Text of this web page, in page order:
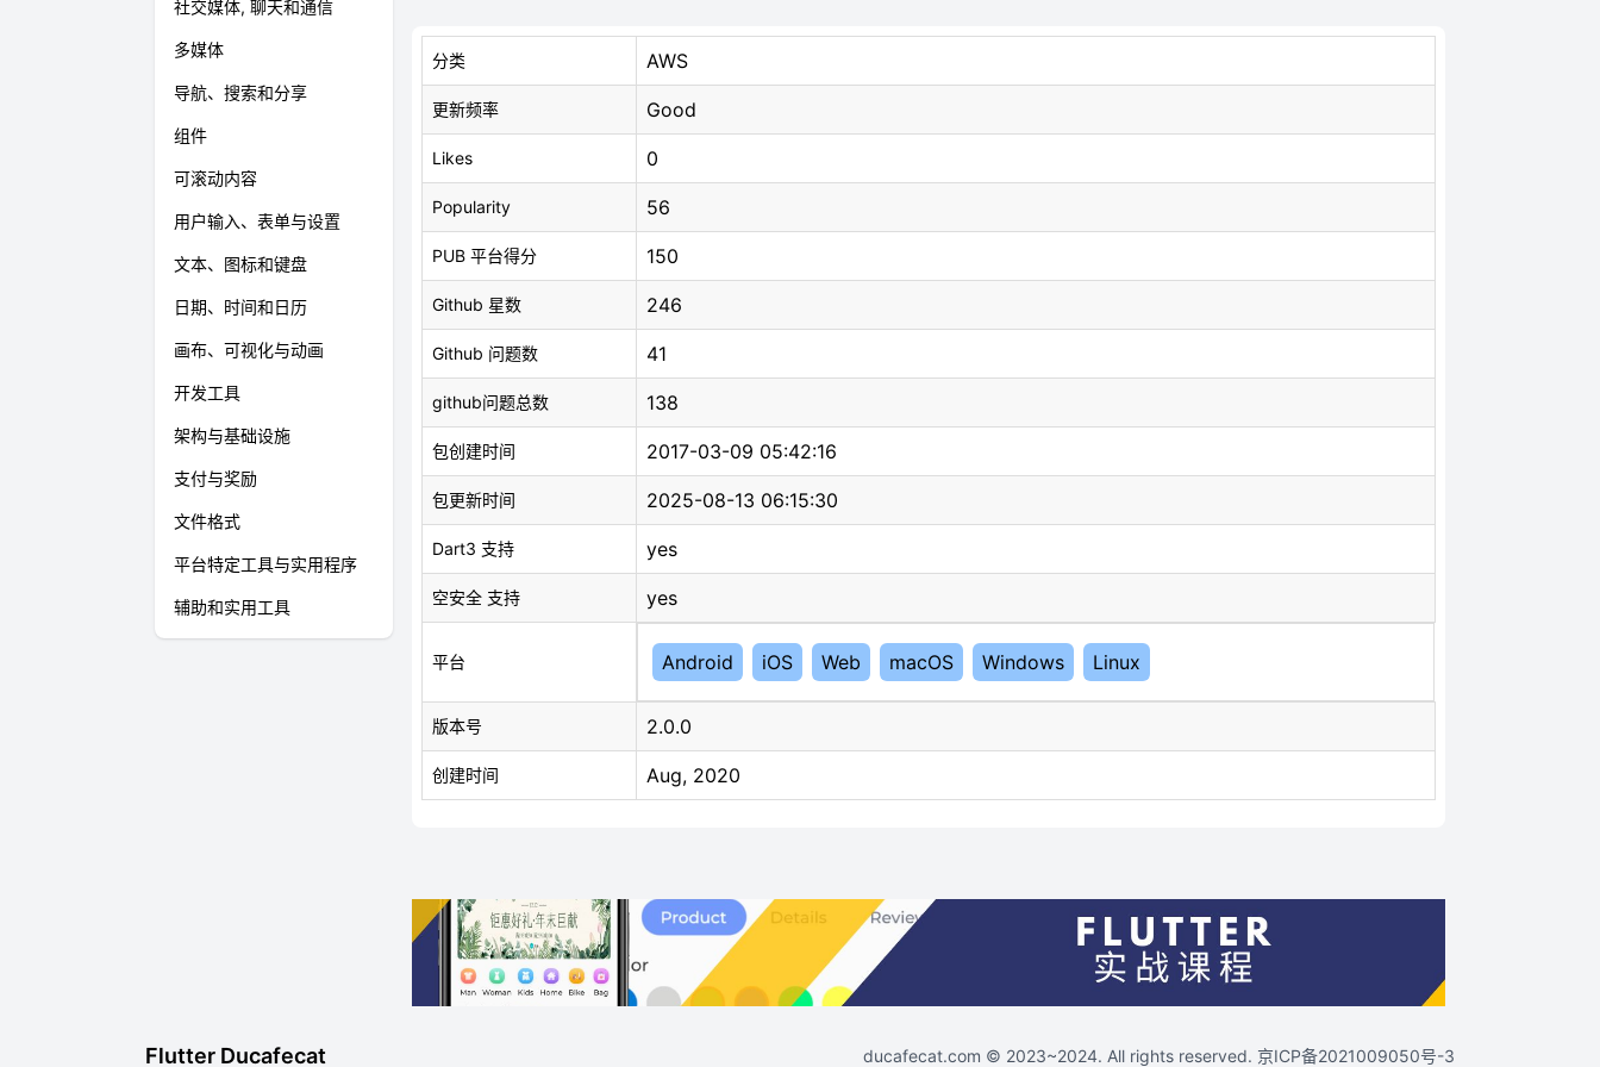
社交媒体, 聊天和通信
多媒体
导航、搜索和分享
组件
可滚动内容
用户输入、表单与设置
文本、图标和键盘
日期、时间和日历
画布、可视化与动画
开发工具
架构与基础设施
支付与奖励
文件格式
平台特定工具与实用程序
辅助和实用工具
分类 AWS
更新频率 Good
Likes 0
Popularity 56
PUB 平台得分 150
Github 星数 246
Github 问题数 41
github问题总数 138
包创建时间 2017-03-09 05:42:16
包更新时间 2025-08-13 06:15:30
Dart3 支持 yes
空安全 支持 yes
平台 Android iOS Web macOS Windows Linux
版本号 2.0.0
创建时间 Aug, 2020
Flutter Ducafecat ducafecat.com © 2023~2024. All rights reserved. 京ICP备2021009050号-3